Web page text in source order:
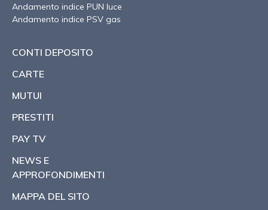
Andamento indice PUN luce
Andamento indice PSV gas
CONTI DEPOSITO
CARTE
MUTUI
PRESTITI
PAY TV
NEWS E
APPROFONDIMENTI
MAPPA DEL SITO